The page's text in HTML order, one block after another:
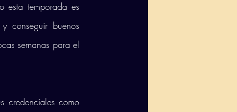
esta temporada es
conseguir buenos
semanas para el
credenciales como